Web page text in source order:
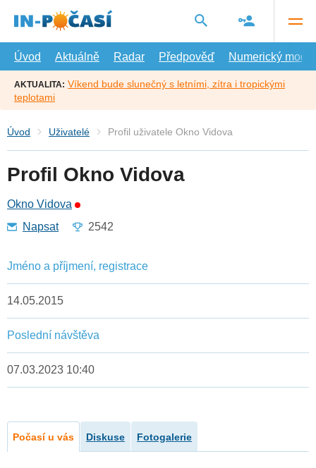
hlavní
Úvod
Aktuálně Radar Předpověď Numerický model
AKTUALITA: Víkend bude slunečný s letními, zítra i tropickými
teplotami
Úvod Uživatelé Profil uživatele Okno Vidova
Profil Okno Vidova
Okno Vidova
Napsat
2542
Jméno a příjmení, registrace
14.05.2015
Poslední návštěva
07.03.2023 10:40
Počasí u vás Diskuse Fotogalerie